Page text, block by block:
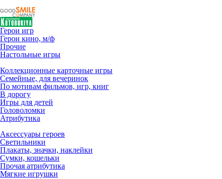
Герои игр
Герои кино, м/ф
Прочие
Настольные игры
Коллекционные карточные игры
Семейные, для вечеринок
По мотивам фильмов, игр, книг
В дорогу
Игры для детей
Головоломки
Атрибутика
Аксессуары героев
Светильники
Плакаты, значки, наклейки
Сумки, кошельки
Прочая атрибутика
Мягкие игрушки